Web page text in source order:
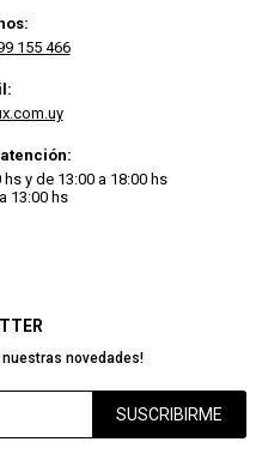
novedades!
SUSCRIBIRME
155 466
y de 13:00 a 18:00 hs
13:00 hs